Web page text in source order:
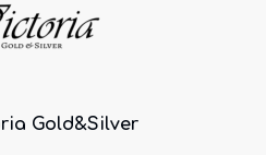
Gold&Silver